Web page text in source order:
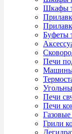
Шкафы
Буфеты
Печи
Машины
Печи
Печи
Грили